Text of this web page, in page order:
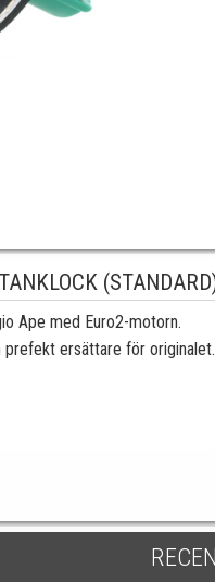
Ape med Euro2-motorn.
prefekt ersättare för originalet.